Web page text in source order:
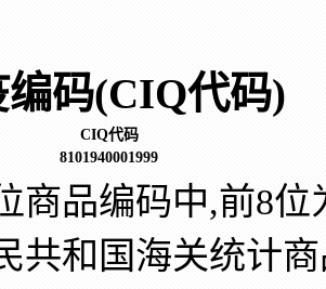
码(CIQ代码)
CIQ代码
8101940001999
商品编码中,前8
共和国海关统计